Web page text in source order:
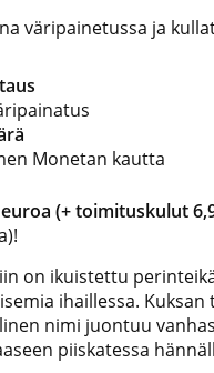
väripainetussa ja
Monetan kautta
(+ toimituskulut
on ikuistettu
ihaillessa.
nimi juontuu
piiskatessa